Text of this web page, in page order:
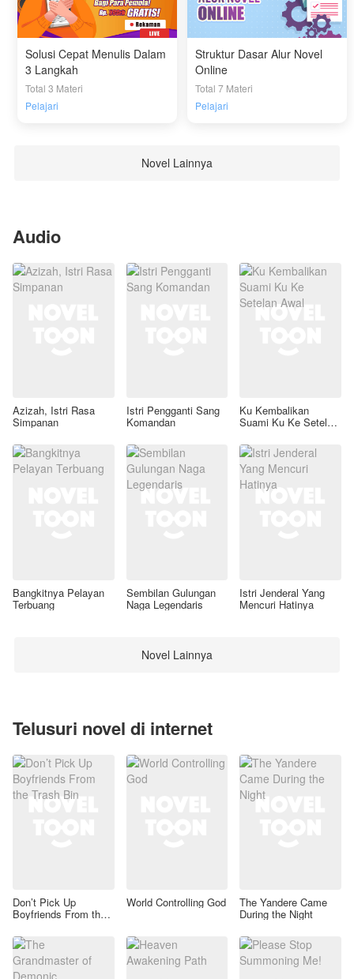
Solusi Cepat Menulis Dalam
3 Langkah
Total 3 Materi
Pelajari
Struktur Dasar Alur Novel
Online
Total 7 Materi
Pelajari
Novel Lainnya
Audio
Azizah, Istri Rasa
Simpanan
Istri Pengganti Sang
Komandan
Ku Kembalikan
Suami Ku Ke Setelan
Bangkitnya Pelayan
Terbuang
Sembilan Gulungan
Naga Legendaris
Istri Jenderal Yang
Mencuri Hatinya
Novel Lainnya
Telusuri novel di internet
Don’t Pick Up
Boyfriends From the
World Controlling God The Yandere Came
During the Night